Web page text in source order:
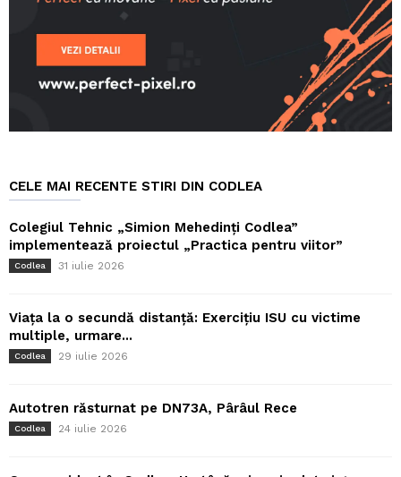
CELE MAI RECENTE STIRI DIN CODLEA
Colegiul Tehnic „Simion Mehedinți Codlea”
implementează proiectul „Practica pentru viitor”
Codlea 31 iulie 2026
Viața la o secundă distanță: Exercițiu ISU cu victime
multiple, urmare...
Codlea 29 iulie 2026
Autotren răsturnat pe DN73A, Pârâul Rece
Codlea 24 iulie 2026